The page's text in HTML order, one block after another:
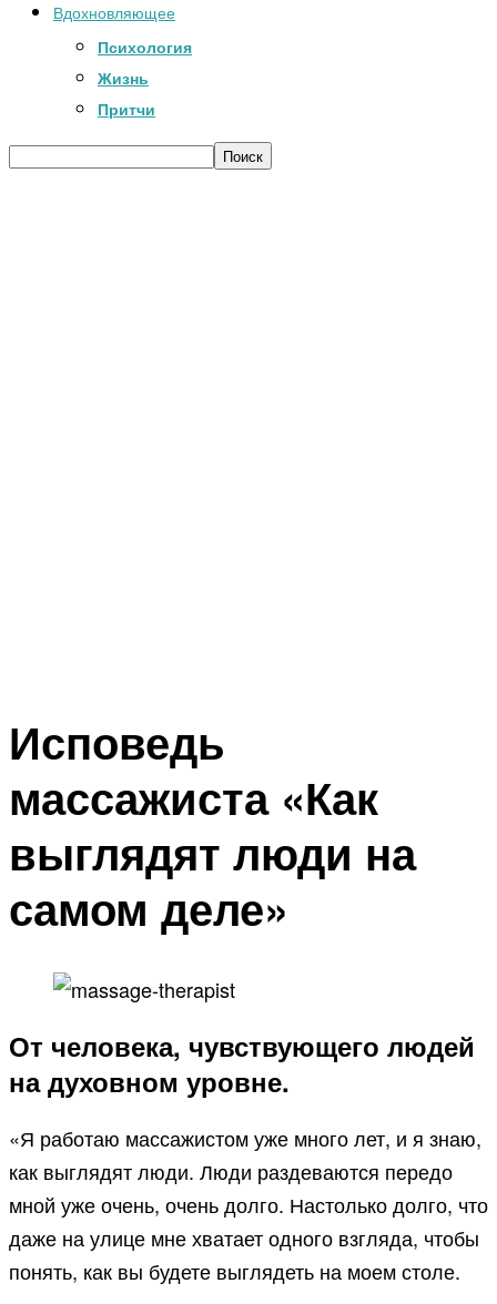
Вдохновляющее
Психология
Жизнь
Притчи
Исповедь
массажиста «Как
выглядят люди на
самом деле»
От человека, чувствующего людей
на духовном уровне.
«Я работаю массажистом уже много лет, и я знаю,
как выглядят люди. Люди раздеваются передо
мной уже очень, очень долго. Настолько долго, что
даже на улице мне хватает одного взгляда, чтобы
понять, как вы будете выглядеть на моем столе.